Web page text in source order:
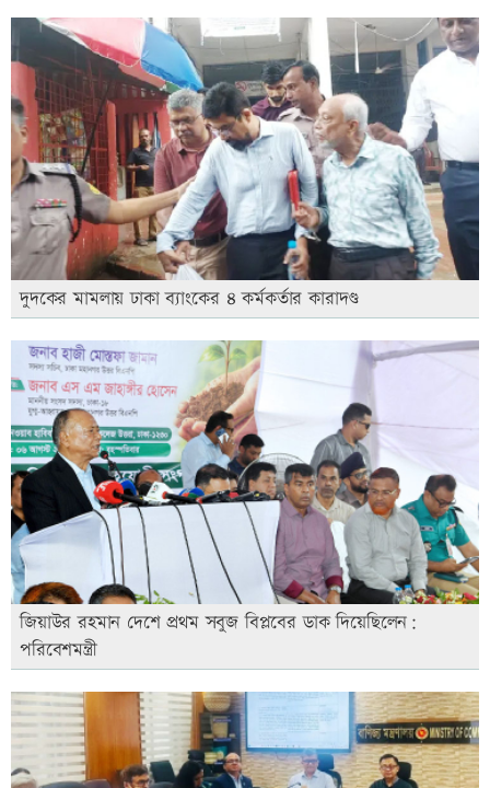
দুদকের মামলায় ঢাকা ব্যাংকের ৪ কর্মকর্তার কারাদণ্ড
জিয়াউর রহমান দেশে প্রথম সবুজ বিপ্লবের ডাক দিয়েছিলেন:
পরিবেশমন্ত্রী